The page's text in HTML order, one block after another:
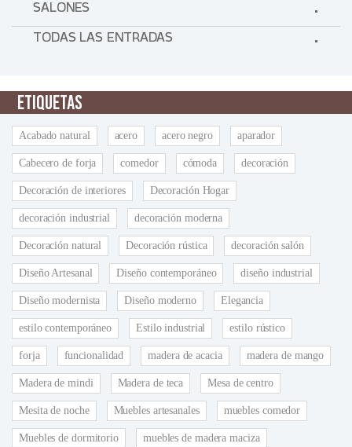
SALONES
TODAS LAS ENTRADAS
ETIQUETAS
Acabado natural acero acero negro aparador
Cabecero de forja comedor cómoda decoración
Decoración de interiores Decoración Hogar
decoración industrial decoración moderna
Decoración natural Decoración rústica decoración salón
Diseño Artesanal Diseño contemporáneo diseño industrial
Diseño modernista Diseño moderno Elegancia
estilo contemporáneo Estilo industrial estilo rústico
forja funcionalidad madera de acacia madera de mango
Madera de mindi Madera de teca Mesa de centro
Mesita de noche Muebles artesanales muebles comedor
Muebles de dormitorio muebles de madera maciza